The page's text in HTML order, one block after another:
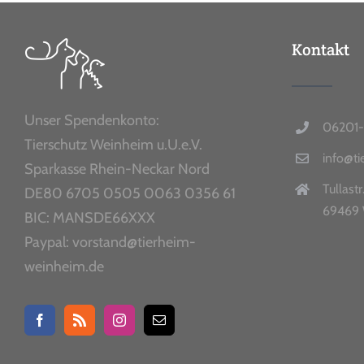
Unser Spendenkonto:
Tierschutz Weinheim u.U.e.V.
Sparkasse Rhein-Neckar Nord
DE80 6705 0505 0063 0356 61
BIC: MANSDE66XXX
Paypal: vorstand@tierheim-
weinheim.de
Kontakt
69469